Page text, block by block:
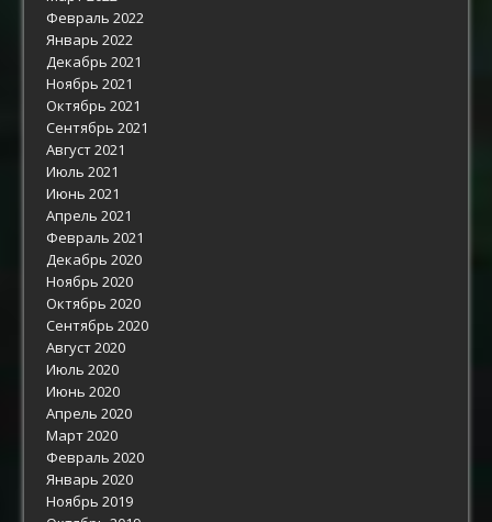
Февраль 2022
Январь 2022
Декабрь 2021
Ноябрь 2021
Октябрь 2021
Сентябрь 2021
Август 2021
Июль 2021
Июнь 2021
Апрель 2021
Февраль 2021
Декабрь 2020
Ноябрь 2020
Октябрь 2020
Сентябрь 2020
Август 2020
Июль 2020
Июнь 2020
Апрель 2020
Март 2020
Февраль 2020
Январь 2020
Ноябрь 2019